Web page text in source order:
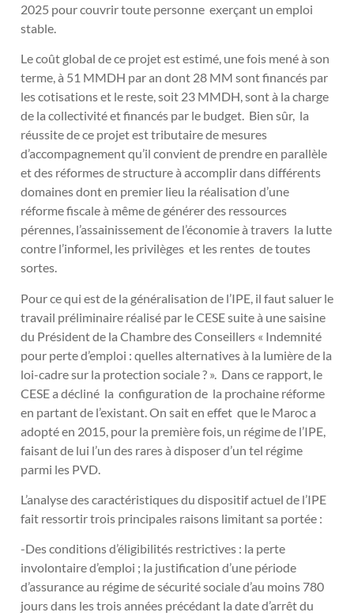
2025 pour couvrir toute personne exerçant un emploi
stable.
Le coût global de ce projet est estimé, une fois mené à son
terme, à 51 MMDH par an dont 28 MM sont financés par
les cotisations et le reste, soit 23 MMDH, sont à la charge
de la collectivité et financés par le budget. Bien sûr, la
réussite de ce projet est tributaire de mesures
d’accompagnement qu’il convient de prendre en parallèle
et des réformes de structure à accomplir dans différents
domaines dont en premier lieu la réalisation d’une
réforme fiscale à même de générer des ressources
pérennes, l’assainissement de l’économie à travers la lutte
contre l’informel, les privilèges et les rentes de toutes
sortes.
Pour ce qui est de la généralisation de l’IPE, il faut saluer le
travail préliminaire réalisé par le CESE suite à une saisine
du Président de la Chambre des Conseillers « Indemnité
pour perte d’emploi : quelles alternatives à la lumière de la
loi-cadre sur la protection sociale ? ». Dans ce rapport, le
CESE a décliné la configuration de la prochaine réforme
en partant de l’existant. On sait en effet que le Maroc a
adopté en 2015, pour la première fois, un régime de l’IPE,
faisant de lui l’un des rares à disposer d’un tel régime
parmi les PVD.
L’analyse des caractéristiques du dispositif actuel de l’IPE
fait ressortir trois principales raisons limitant sa portée :
-Des conditions d’éligibilités restrictives : la perte
involontaire d’emploi ; la justification d’une période
d’assurance au régime de sécurité sociale d’au moins 780
jours dans les trois années précédant la date d’arrêt du